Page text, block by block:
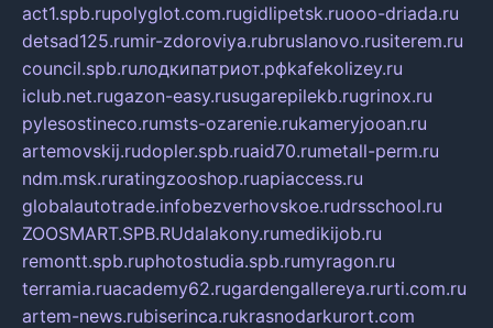
act1.spb.rupolyglot.com.rugidlipetsk.ruooo-driada.ru
detsad125.rumir-zdoroviya.rubruslanovo.rusiterem.ru
council.spb.ruлодкипатриот.рфkafekolizey.ru
iclub.net.rugazon-easy.rusugarepilekb.rugrinox.ru
pylesostineco.rumsts-ozarenie.rukameryjooan.ru
artemovskij.rudopler.spb.ruaid70.rumetall-perm.ru
ndm.msk.ruratingzooshop.ruapiaccess.ru
globalautotrade.infobezverhovskoe.rudrsschool.ru
ZOOSMART.SPB.RUdalakony.rumedikijob.ru
remontt.spb.ruphotostudia.spb.rumyragon.ru
terramia.ruacademy62.rugardengallereya.rurti.com.ru
artem-news.rubiserinca.rukrasnodarkurort.com